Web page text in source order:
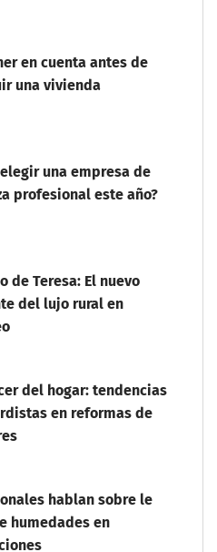
en cuenta antes de
una vivienda
una empresa de
profesional este año?
de Teresa: El nuevo
del lujo rural en
del hogar: tendencias
en reformas de
hablan sobre le
humedades en